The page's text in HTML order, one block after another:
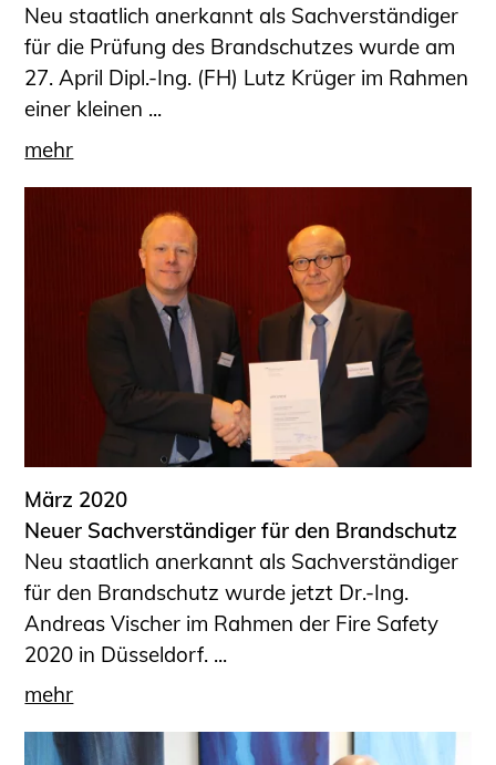
Neu staatlich anerkannt als Sachverständiger
für die Prüfung des Brandschutzes wurde am
27. April Dipl.-Ing. (FH) Lutz Krüger im Rahmen
einer kleinen ...
mehr
März 2020
Neuer Sachverständiger für den Brandschutz
Neu staatlich anerkannt als Sachverständiger
für den Brandschutz wurde jetzt Dr.-Ing.
Andreas Vischer im Rahmen der Fire Safety
2020 in Düsseldorf. ...
mehr